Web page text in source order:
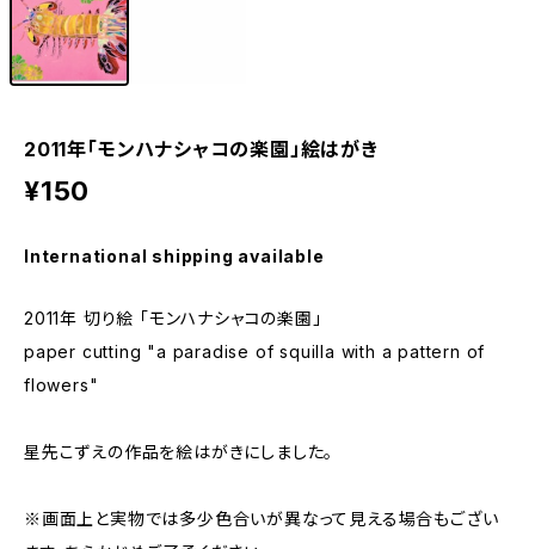
2011年「モンハナシャコの楽園」絵はがき
¥150
International shipping available
2011年 切り絵 「モンハナシャコの楽園」
paper cutting "a paradise of squilla with a pattern of
flowers"
星先こずえの作品を絵はがきにしました。
※画面上と実物では多少色合いが異なって見える場合もござい